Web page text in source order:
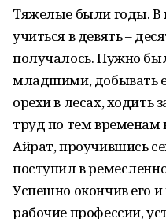
Тяжелые были годы.
учиться в девять –
получалось. Нужно
младшими, добывать
орехи в лесах, ходить
труд по тем временам
Айрат, проучившись
поступил в
Успешно окончив его
рабочие профессии,